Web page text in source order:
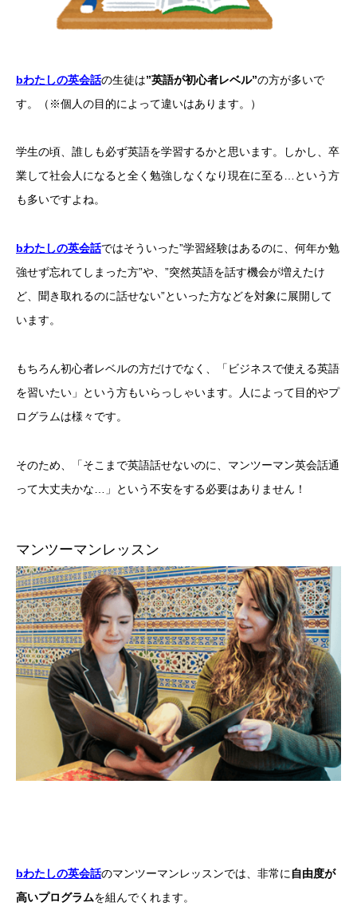
bわたしの英会話の生徒は”英語が初心者レベル”の方が多いで
す。（※個人の目的によって違いはあります。）
学生の頃、誰しも必ず英語を学習するかと思います。しかし、卒
業して社会人になると全く勉強しなくなり現在に至る…という方
も多いですよね。
bわたしの英会話ではそういった”学習経験はあるのに、何年か勉
強せず忘れてしまった方”や、”突然英語を話す機会が増えたけ
ど、聞き取れるのに話せない”といった方などを対象に展開して
います。
もちろん初心者レベルの方だけでなく、「ビジネスで使える英語
を習いたい」という方もいらっしゃいます。人によって目的やプ
ログラムは様々です。
そのため、「そこまで英語話せないのに、マンツーマン英会話通
って大丈夫かな…」という不安をする必要はありません！
マンツーマンレッスン
bわたしの英会話のマンツーマンレッスンでは、非常に自由度が
高いプログラムを組んでくれます。